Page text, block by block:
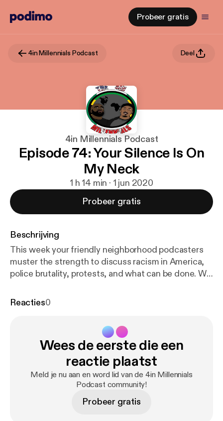
Probeer gratis
4in Millennials Podcast Deel
4in Millennials Podcast
Episode 74: Your Silence Is On
My Neck
1 h 14 min · 1 jun 2020
Probeer gratis
Beschrijving
This week your friendly neighborhood podcasters
muster the strength to discuss racism in America,
police brutality, protests, and what can be done. We
and be safe. Email us your feedback, comments and
YouTube.com/PabloDuhCanadian Du'Challa - >
@duchalla chiedu.substack.com
Reacties0
Wees de eerste die een
reactie plaatst
Meld je nu aan en word lid van de 4in Millennials
Podcast community!
Probeer gratis